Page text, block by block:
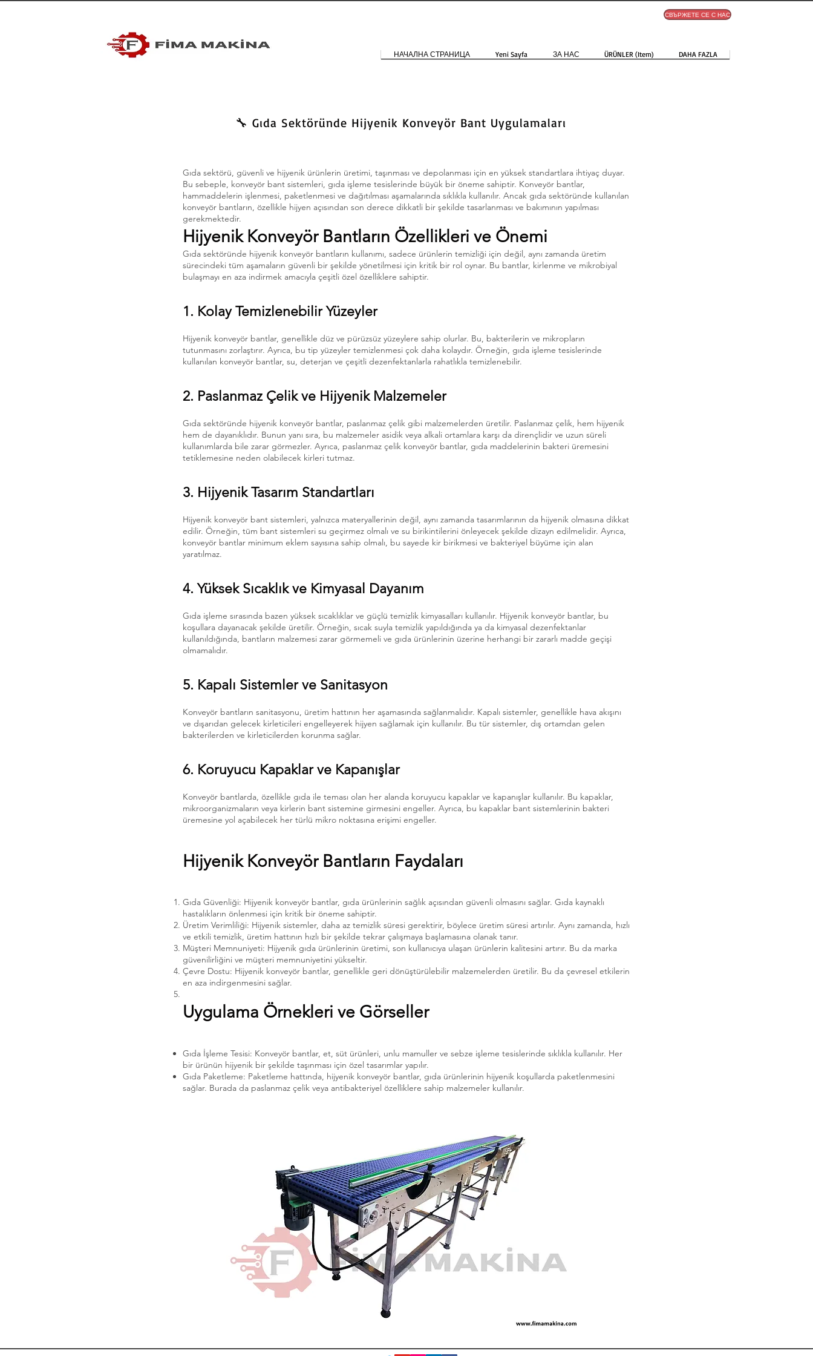
СВЪРЖЕТЕ СЕ С НАС
НАЧАЛНА СТРАНИЦА Yeni Sayfa ЗА НАС ÜRÜNLER (Item) DAHA FAZLA
🔧 Gıda Sektöründe Hijyenik Konveyör Bant Uygulamaları
Gıda sektörü, güvenli ve hijyenik ürünlerin üretimi, taşınması ve depolanması için en yüksek standartlara ihtiyaç duyar.
Bu sebeple, konveyör bant sistemleri, gıda işleme tesislerinde büyük bir öneme sahiptir. Konveyör bantlar,
hammaddelerin işlenmesi, paketlenmesi ve dağıtılması aşamalarında sıklıkla kullanılır. Ancak gıda sektöründe kullanılan
konveyör bantların, özellikle hijyen açısından son derece dikkatli bir şekilde tasarlanması ve bakımının yapılması
gerekmektedir.
Hijyenik Konveyör Bantların Özellikleri ve Önemi
Gıda sektöründe hijyenik konveyör bantların kullanımı, sadece ürünlerin temizliği için değil, aynı zamanda üretim
sürecindeki tüm aşamaların güvenli bir şekilde yönetilmesi için kritik bir rol oynar. Bu bantlar, kirlenme ve mikrobiyal
bulaşmayı en aza indirmek amacıyla çeşitli özel özelliklere sahiptir.
1. Kolay Temizlenebilir Yüzeyler
Hijyenik konveyör bantlar, genellikle düz ve pürüzsüz yüzeylere sahip olurlar. Bu, bakterilerin ve mikropların
tutunmasını zorlaştırır. Ayrıca, bu tip yüzeyler temizlenmesi çok daha kolaydır. Örneğin, gıda işleme tesislerinde
kullanılan konveyör bantlar, su, deterjan ve çeşitli dezenfektanlarla rahatlıkla temizlenebilir.
2. Paslanmaz Çelik ve Hijyenik Malzemeler
Gıda sektöründe hijyenik konveyör bantlar, paslanmaz çelik gibi malzemelerden üretilir. Paslanmaz çelik, hem hijyenik
hem de dayanıklıdır. Bunun yanı sıra, bu malzemeler asidik veya alkali ortamlara karşı da dirençlidir ve uzun süreli
kullanımlarda bile zarar görmezler. Ayrıca, paslanmaz çelik konveyör bantlar, gıda maddelerinin bakteri üremesini
tetiklemesine neden olabilecek kirleri tutmaz.
3. Hijyenik Tasarım Standartları
Hijyenik konveyör bant sistemleri, yalnızca materyallerinin değil, aynı zamanda tasarımlarının da hijyenik olmasına dikkat
edilir. Örneğin, tüm bant sistemleri su geçirmez olmalı ve su birikintilerini önleyecek şekilde dizayn edilmelidir. Ayrıca,
konveyör bantlar minimum eklem sayısına sahip olmalı, bu sayede kir birikmesi ve bakteriyel büyüme için alan
yaratılmaz.
4. Yüksek Sıcaklık ve Kimyasal Dayanım
Gıda işleme sırasında bazen yüksek sıcaklıklar ve güçlü temizlik kimyasalları kullanılır. Hijyenik konveyör bantlar, bu
koşullara dayanacak şekilde üretilir. Örneğin, sıcak suyla temizlik yapıldığında ya da kimyasal dezenfektanlar
kullanıldığında, bantların malzemesi zarar görmemeli ve gıda ürünlerinin üzerine herhangi bir zararlı madde geçişi
olmamalıdır.
5. Kapalı Sistemler ve Sanitasyon
Konveyör bantların sanitasyonu, üretim hattının her aşamasında sağlanmalıdır. Kapalı sistemler, genellikle hava akışını
ve dışarıdan gelecek kirleticileri engelleyerek hijyen sağlamak için kullanılır. Bu tür sistemler, dış ortamdan gelen
bakterilerden ve kirleticilerden korunma sağlar.
6. Koruyucu Kapaklar ve Kapanışlar
Konveyör bantlarda, özellikle gıda ile teması olan her alanda koruyucu kapaklar ve kapanışlar kullanılır. Bu kapaklar,
mikroorganizmaların veya kirlerin bant sistemine girmesini engeller. Ayrıca, bu kapaklar bant sistemlerinin bakteri
üremesine yol açabilecek her türlü mikro noktasına erişimi engeller.
Hijyenik Konveyör Bantların Faydaları
Gıda Güvenliği: Hijyenik konveyör bantlar, gıda ürünlerinin sağlık açısından güvenli olmasını sağlar. Gıda kaynaklı
hastalıkların önlenmesi için kritik bir öneme sahiptir.
Üretim Verimliliği: Hijyenik sistemler, daha az temizlik süresi gerektirir, böylece üretim süresi artırılır. Aynı zamanda, hızlı
ve etkili temizlik, üretim hattının hızlı bir şekilde tekrar çalışmaya başlamasına olanak tanır.
Müşteri Memnuniyeti: Hijyenik gıda ürünlerinin üretimi, son kullanıcıya ulaşan ürünlerin kalitesini artırır. Bu da marka
güvenilirliğini ve müşteri memnuniyetini yükseltir.
Çevre Dostu: Hijyenik konveyör bantlar, genellikle geri dönüştürülebilir malzemelerden üretilir. Bu da çevresel etkilerin
en aza indirgenmesini sağlar.
Uygulama Örnekleri ve Görseller
Gıda İşleme Tesisi: Konveyör bantlar, et, süt ürünleri, unlu mamuller ve sebze işleme tesislerinde sıklıkla kullanılır. Her
bir ürünün hijyenik bir şekilde taşınması için özel tasarımlar yapılır.
Gıda Paketleme: Paketleme hattında, hijyenik konveyör bantlar, gıda ürünlerinin hijyenik koşullarda paketlenmesini
sağlar. Burada da paslanmaz çelik veya antibakteriyel özelliklere sahip malzemeler kullanılır.